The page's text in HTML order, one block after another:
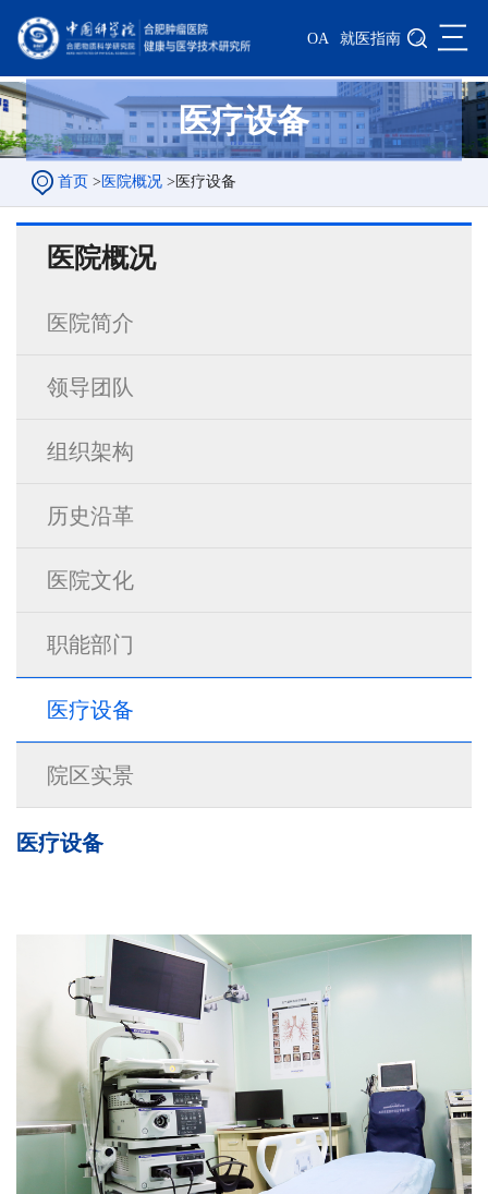
OA 就医指南 三
医疗设备
首页 > 医院概况 > 医疗设备
医院概况
医院简介
领导团队
组织架构
历史沿革
医院文化
职能部门
医疗设备
院区实景
医疗设备